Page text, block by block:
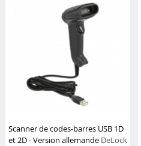
Scanner de codes-barres USB 1D
et 2D - Version allemande DeLock